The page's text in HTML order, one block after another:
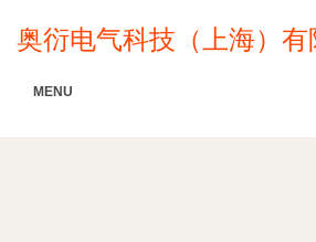
奥衍电气科技（上海）有
MENU